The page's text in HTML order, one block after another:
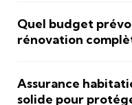
Quel budget
rénovation
Assurance
solide pour